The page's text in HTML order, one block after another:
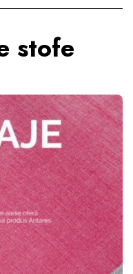
stofe